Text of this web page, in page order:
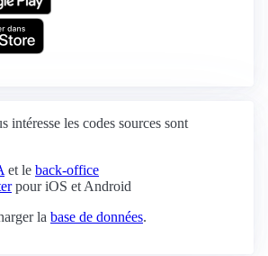
intéresse les codes sources sont
et le back-office
pour iOS et Android
la base de données.